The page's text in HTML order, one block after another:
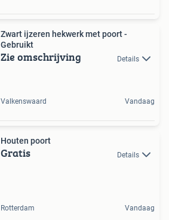
Zwart ijzeren hekwerk met poort -
Gebruikt
Zie omschrijving Details
Valkenswaard Vandaag
Houten poort
Gratis Details
Rotterdam Vandaag